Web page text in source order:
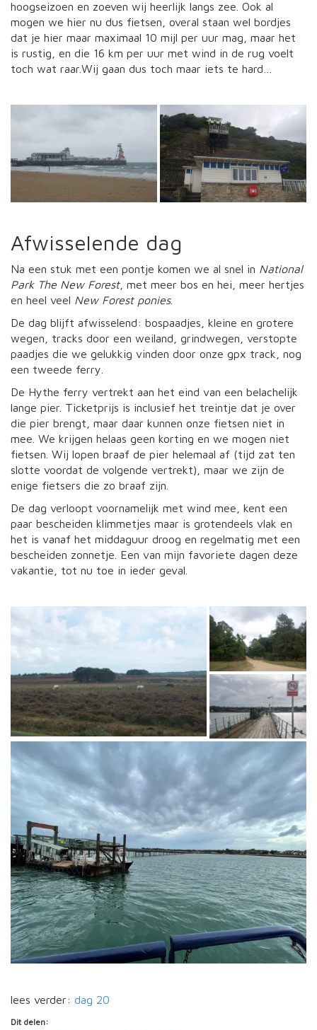
hoogseizoen en zoeven wij heerlijk langs zee. Ook al
mogen we hier nu dus fietsen, overal staan wel bordjes
dat je hier maar maximaal 10 mijl per uur mag, maar het
is rustig, en die 16 km per uur met wind in de rug voelt
toch wat raar.Wij gaan dus toch maar iets te hard…
Afwisselende dag
Na een stuk met een pontje komen we al snel in National
Park The New Forest, met meer bos en hei, meer hertjes
en heel veel New Forest ponies.
De dag blijft afwisselend: bospaadjes, kleine en grotere
wegen, tracks door een weiland, grindwegen, verstopte
paadjes die we gelukkig vinden door onze gpx track, nog
een tweede ferry.
De Hythe ferry vertrekt aan het eind van een belachelijk
lange pier. Ticketprijs is inclusief het treintje dat je over
die pier brengt, maar daar kunnen onze fietsen niet in
mee. We krijgen helaas geen korting en we mogen niet
fietsen. Wij lopen braaf de pier helemaal af (tijd zat ten
slotte voordat de volgende vertrekt), maar we zijn de
enige fietsers die zo braaf zijn.
De dag verloopt voornamelijk met wind mee, kent een
paar bescheiden klimmetjes maar is grotendeels vlak en
het is vanaf het middaguur droog en regelmatig met een
bescheiden zonnetje. Een van mijn favoriete dagen deze
vakantie, tot nu toe in ieder geval.
lees verder: dag 20
Dit delen: